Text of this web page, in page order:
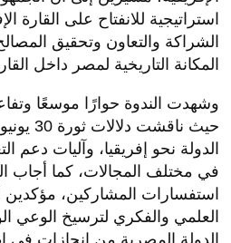
استراتيجية للانفتاح على القارة
الشراكة والتعاون وتحقيق
المكانة التاريخية لمصر داخل
وشهدت الندوة حوارًا موسعًا
حيث
الدولة نحو إفريقيا، وآليات دعم
في مختلف المجالات، كما أجاب
استفسارات المشاركين، مؤكدين
العلمي والفكري لترسيخ الوعي